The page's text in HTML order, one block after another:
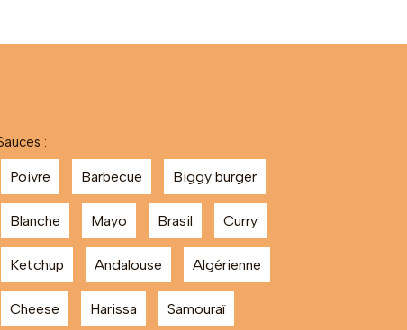
:
Poivre Barbecue Biggy burger
Blanche Mayo Brasil Curry
Ketchup Andalouse Algérienne
Cheese Harissa Samouraï